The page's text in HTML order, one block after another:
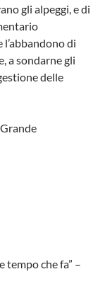
gli alpeggi, e di
di
a sondarne gli
delle
tempo che fa” –